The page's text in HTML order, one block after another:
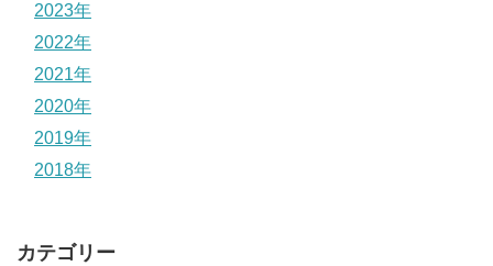
2023年
2022年
2021年
2020年
2019年
2018年
カテゴリー